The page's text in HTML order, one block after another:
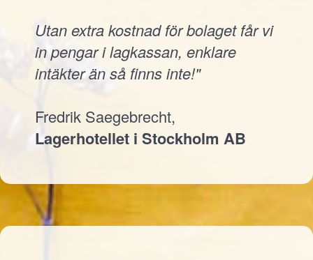
Utan extra kostnad för bolaget får vi
in pengar i lagkassan, enklare
intäkter än så finns inte!"
Fredrik Saegebrecht,
Lagerhotellet i Stockholm AB